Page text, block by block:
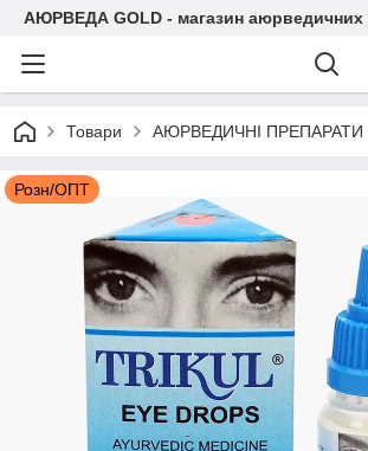
АЮРВЕДА GOLD - магазин аюрведичних
Товари АЮРВЕДИЧНІ ПРЕПАРАТИ
Розн/ОПТ